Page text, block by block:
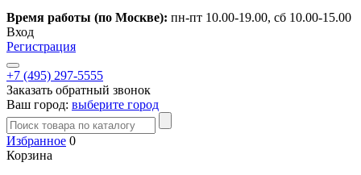
Время работы (по Москве): пн-пт 10.00-19.00, сб 10.00-15.00
Вход
Регистрация
+7 (495) 297-5555
Заказать обратный звонок
Ваш город: выберите город
Избранное 0
Корзина